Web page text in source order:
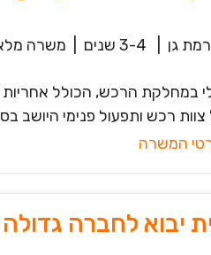
רמת גן 3-4 שנים משרה
במחלקת הרכש, הכולל אחריות
רכש ותפעול פנימי היושב
המשרה
יבוא לחברה גדולה